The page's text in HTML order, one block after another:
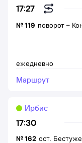
17:27
ежедневно
№119 поворот –
Маршрут
17:30
Ирбис
№162 ост.